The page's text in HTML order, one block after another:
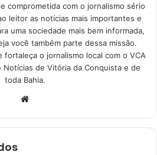
comprometida com o jornalismo sério
leitor as notícias mais importantes e
uma sociedade mais bem informada,
você também parte dessa missão.
fortaleça o jornalismo local com o VCA
de Vitória da Conquista e de
toda Bahia.